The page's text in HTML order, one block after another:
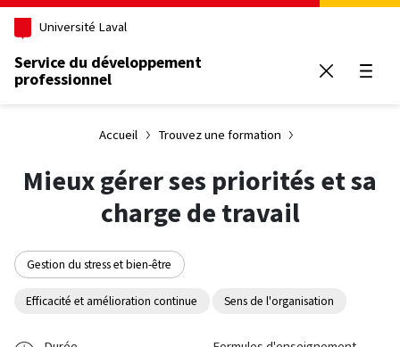
Aller au contenu principal
Université Laval
Service du développement
professionnel
Accueil Trouvez une formation
Mieux gérer ses priorités et sa
charge de travail
Gestion du stress et bien-être
Efficacité et amélioration continue Sens de l'organisation